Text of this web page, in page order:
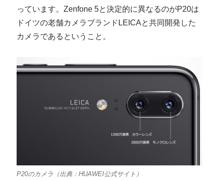
っています。Zenfone 5と決定的に異なるのがP20は
ドイツの老舗カメラブランドLEICAと共同開発した
カメラであるということ。
P20のカメラ（出典：HUAWEI公式サイト）